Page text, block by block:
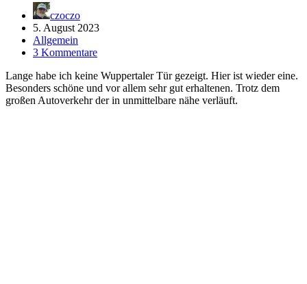
czoczo
5. August 2023
Allgemein
3 Kommentare
Lange habe ich keine Wuppertaler Tür gezeigt. Hier ist wieder eine.
Besonders schöne und vor allem sehr gut erhaltenen. Trotz dem
großen Autoverkehr der in unmittelbare nähe verläuft.